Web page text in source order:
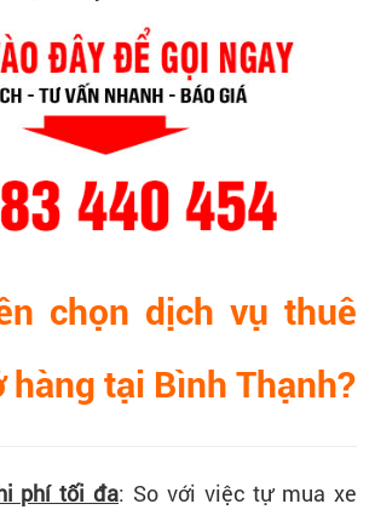
chọn dịch vụ thuê
hàng tại Bình Thạnh?
phí tối đa: So với việc tự mua xe